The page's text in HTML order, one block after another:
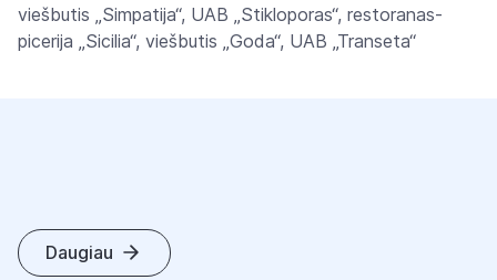
viešbutis „Simpatija“, UAB „Stikloporas“, restoranas-
picerija „Sicilia“, viešbutis „Goda“, UAB „Transeta“
Daugiau